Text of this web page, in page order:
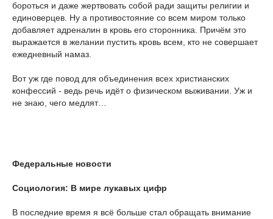
бороться и даже жертвовать собой ради защиты религии и
единоверцев. Ну а противостояние со всем миром только
добавляет адреналин в кровь его сторонника. Причём это
выражается в желании пустить кровь всем, кто не совершает
ежедневный намаз.
Вот уж где повод для объединения всех христианских
конфессий - ведь речь идёт о физическом выживании. Уж и
не знаю, чего медлят…
Федеральные новости
Социология: В мире лукавых цифр
В последние время я всё больше стал обращать внимание